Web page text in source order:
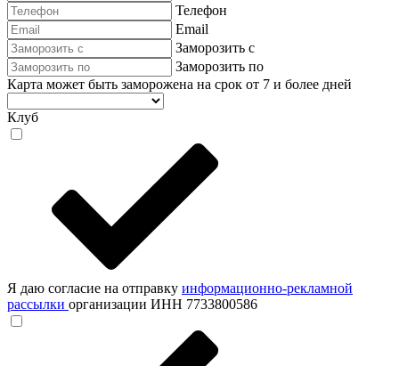
Телефон
Email
Заморозить с
Заморозить по
Карта может быть заморожена на срок от 7 и более дней
Клуб
Я даю согласие на отправку информационно-рекламной
рассылки организации ИНН 7733800586